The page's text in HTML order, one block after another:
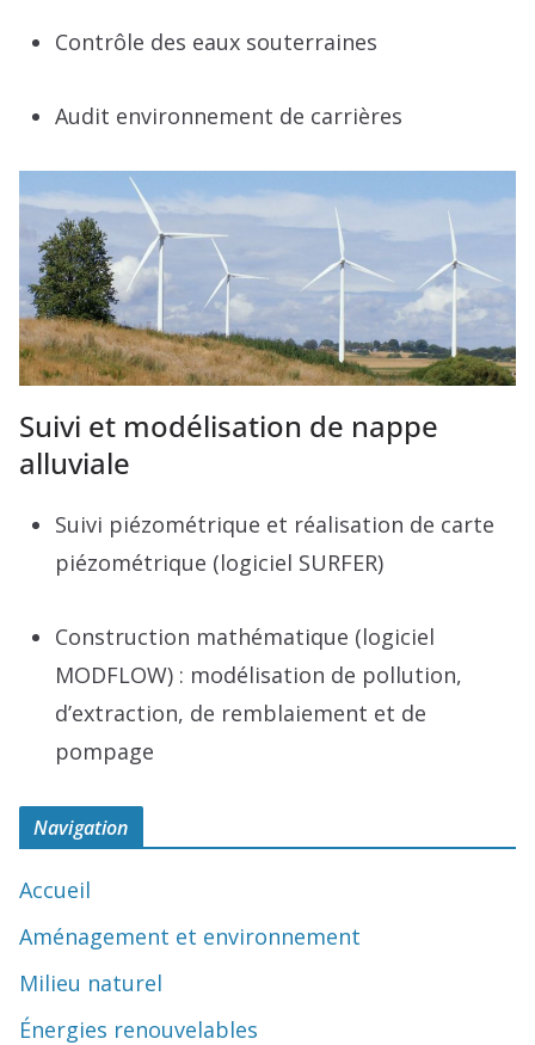
Contrôle des eaux souterraines
Audit environnement de carrières
Suivi et modélisation de nappe
alluviale
Suivi piézométrique et réalisation de carte
piézométrique (logiciel SURFER)
Construction mathématique (logiciel
MODFLOW) : modélisation de pollution,
d’extraction, de remblaiement et de
pompage
Navigation
Accueil
Aménagement et environnement
Milieu naturel
Énergies renouvelables